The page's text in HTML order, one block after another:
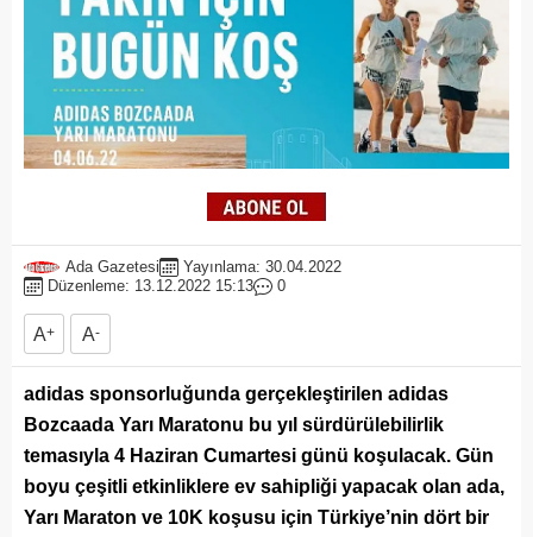
Ada Gazetesi
Yayınlama: 30.04.2022
Düzenleme: 13.12.2022 15:13
0
A+ A-
adidas sponsorluğunda gerçekleştirilen adidas
Bozcaada Yarı Maratonu bu yıl sürdürülebilirlik
temasıyla 4 Haziran Cumartesi günü koşulacak. Gün
boyu çeşitli etkinliklere ev sahipliği yapacak olan ada,
Yarı Maraton ve 10K koşusu için Türkiye’nin dört bir